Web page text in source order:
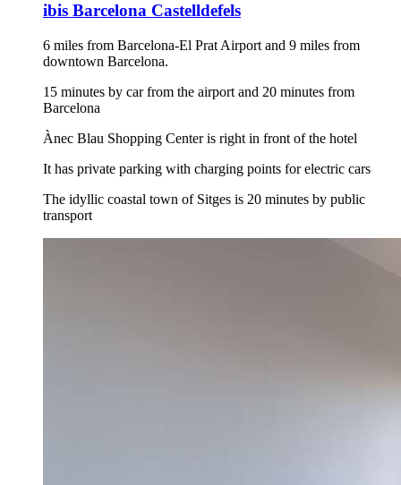
ibis Barcelona Castelldefels
6 miles from Barcelona-El Prat Airport and 9 miles from
downtown Barcelona.
15 minutes by car from the airport and 20 minutes from
Barcelona
Ànec Blau Shopping Center is right in front of the hotel
It has private parking with charging points for electric cars
The idyllic coastal town of Sitges is 20 minutes by public
transport